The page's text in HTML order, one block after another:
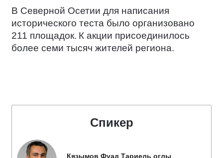
В Северной Осетии для написания
исторического теста было организовано
211 площадок. К акции присоединилось
более семи тысяч жителей региона.
Спикер
Кязымов Фуад Тариель оглы